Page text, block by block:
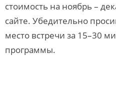
стоимость на ноябрь –
сайте. Убедительно
место встречи за 15–30
программы.